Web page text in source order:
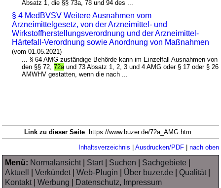
Absatz 1, die §§ 73a, 78 und 94 des ...
§ 4 MedBVSV Weitere Ausnahmen vom
Arzneimittelgesetz, von der Arzneimittel- und
Wirkstoffherstellungsverordnung und der Arzneimittel-
Härtefall-Verordnung sowie Anordnung von Maßnahmen
(vom 01.05.2021)
... § 64 AMG zuständige Behörde kann im Einzelfall Ausnahmen von
den §§ 72,72aund 73 Absatz 1, 2, 3 und 4 AMG oder § 17 oder § 26
AMWHV gestatten, wenn die nach ...
Link zu dieser Seite: https://www.buzer.de/72a_AMG.htm
Inhaltsverzeichnis Ausdrucken/PDF| nach oben
Menü: Normalansicht| Start| Suchen Sachgebiete
Aktuell
|Verkündet|Web-Plugin Über buzer.de |Qualität|
Kontakt|Werbung Datenschutz, Impressum